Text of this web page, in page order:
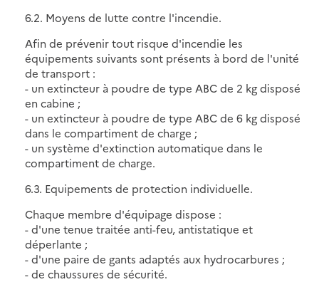
6.2. Moyens de lutte contre l'incendie.
Afin de prévenir tout risque d'incendie les
équipements suivants sont présents à bord de l'unité
de transport :
- un extincteur à poudre de type ABC de 2 kg disposé
en cabine ;
- un extincteur à poudre de type ABC de 6 kg disposé
dans le compartiment de charge ;
- un système d'extinction automatique dans le
compartiment de charge.
6.3. Equipements de protection individuelle.
Chaque membre d'équipage dispose :
- d'une tenue traitée anti-feu, antistatique et
déperlante ;
- d'une paire de gants adaptés aux hydrocarbures ;
- de chaussures de sécurité.